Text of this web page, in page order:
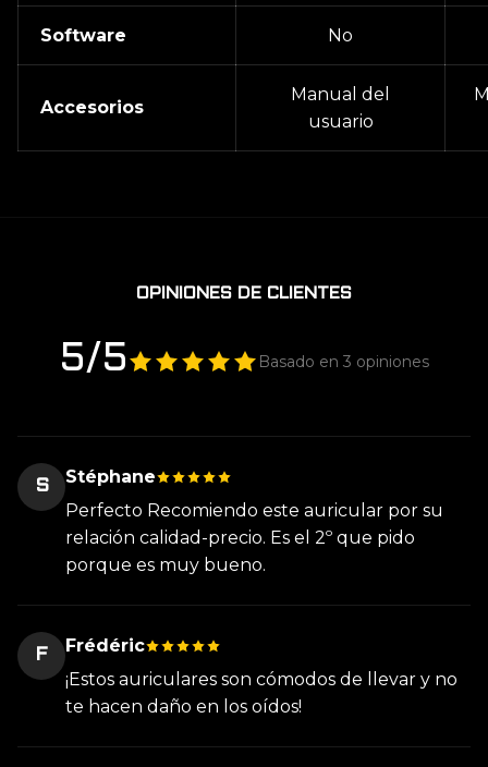
Software No
Accesorios
Manual del
usuario
OPINIONES DE CLIENTES
5/5 Basado en 3 opiniones
S
Stéphane
Perfecto Recomiendo este auricular por su
relación calidad-precio. Es el 2º que pido
porque es muy bueno.
F
Frédéric
¡Estos auriculares son cómodos de llevar y no
te hacen daño en los oídos!